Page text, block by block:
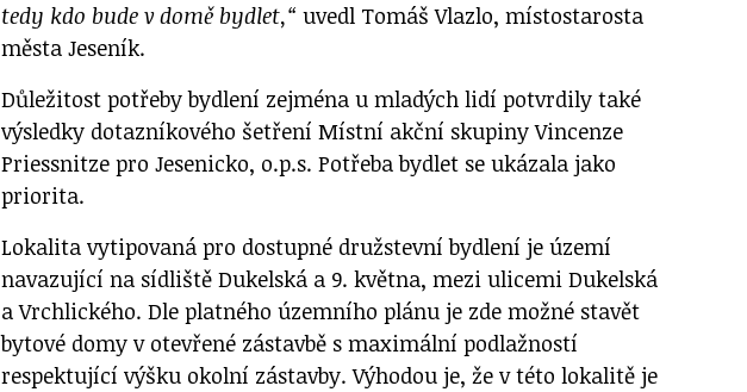
tedy kdo bude v domě bydlet,“ uvedl Tomáš Vlazlo, místostarosta
města Jeseník.
Důležitost potřeby bydlení zejména u mladých lidí potvrdily také
výsledky dotazníkového šetření Místní akční skupiny Vincenze
Priessnitze pro Jesenicko, o.p.s. Potřeba bydlet se ukázala jako
priorita.
Lokalita vytipovaná pro dostupné družstevní bydlení je území
navazující na sídliště Dukelská a 9. května, mezi ulicemi Dukelská
a Vrchlického. Dle platného územního plánu je zde možné stavět
bytové domy v otevřené zástavbě s maximální podlažností
respektující výšku okolní zástavby. Výhodou je, že v této lokalitě je